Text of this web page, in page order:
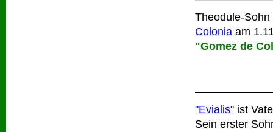
Theodule-
Colonia am
"Gomez de
"Evialis" ist
Sein erster